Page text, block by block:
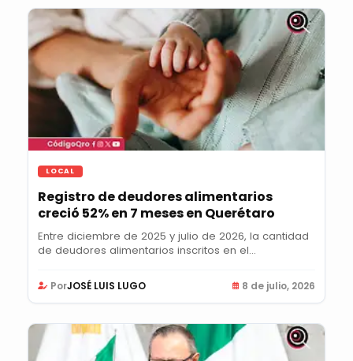
LOCAL
Registro de deudores alimentarios
creció 52% en 7 meses en Querétaro
Entre diciembre de 2025 y julio de 2026, la cantidad
de deudores alimentarios inscritos en el...
PorJOSÉ LUIS LUGO 8 de julio, 2026